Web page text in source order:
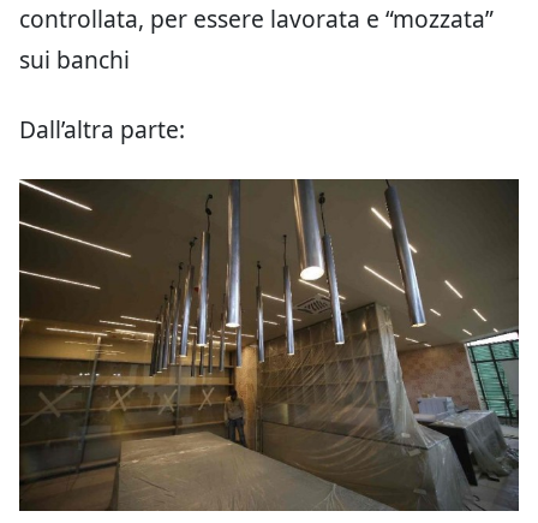
controllata, per essere lavorata e “mozzata”
sui banchi
Dall’altra parte: